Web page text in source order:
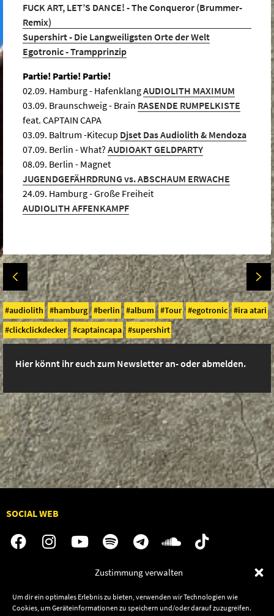
Zustimmung verwalten
Um dir ein optimales Erlebnis zu bieten, verwenden wir Technologien wie
Cookies, um Geräteinformationen zu speichern und/oder darauf zuzugreifen.
FUCK ART, LET’S DANCE! - The Conqueror (Brummer-
Remix)
Supershirt - Die Langweiligsten Orte der Welt
Egotronic - Trampprinzip
Partie! Partie! Partie!
02.09. Hamburg - HafenklangAUDIOLITH MAXIMUM
03.09. Braunschweig - Brain RASENDE RUMPELKISTE
feat. CAPTAIN CAPA
03.09. Baltrum -Kitecup Djset Das Audiolith & Mendoza
07.09. Berlin - What? AUDIOAKT GELDPARTY
08.09. Berlin - Magnet
JUGENDGEFÄHRDRUNG vs. ABSCHAUM ERWACHE
24.09. Hamburg - Große Freiheit
AUDIOLITH AFFENKAMPF
audiolith hamburg berlin album Tour egotronic
ira atari
clickclickdecker
captaincapa supershirt
Hier könnt ihr euch zum Newsletter an- oder abmelden.
SOCIAL WEB
News
Kontakt